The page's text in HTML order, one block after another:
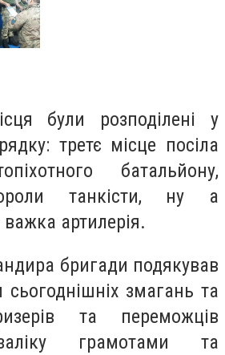
були розподілені у
третє місце посіла
батальйону,
танкісти, ну а
артилерія.
бригади подякував
змагань та
та переможців
грамотами та